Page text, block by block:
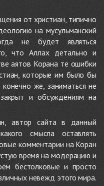
от христиан, типично
на мусульманский
не будет являться
что Аллах детально и
аятов Корана те ошибки
которые им было бы
же, заниматься не
и обсуждениям на
автор сайта в данный
смысла оставлять
комментарии на Коран
время на модерацию и
бестолковые и просто
невежд этого мира.